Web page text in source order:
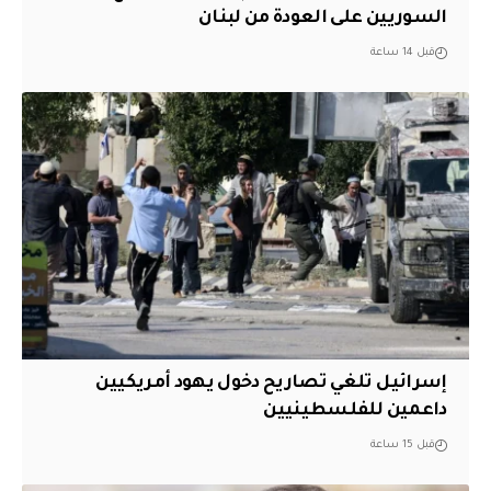
السوريين على العودة من لبنان
قبل 14 ساعة
إسرائيل تلغي تصاريح دخول يهود أمريكيين
داعمين للفلسطينيين
قبل 15 ساعة